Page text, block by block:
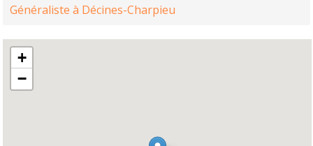
Généraliste à Décines-Charpieu
+
−